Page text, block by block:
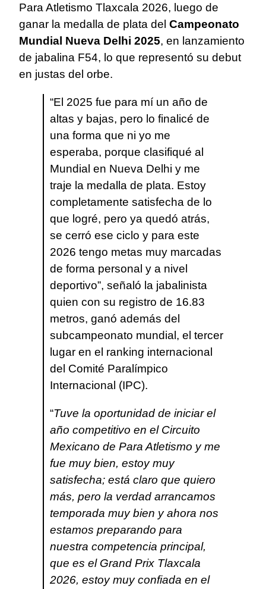
Para Atletismo Tlaxcala 2026, luego de
ganar la medalla de plata del Campeonato
Mundial Nueva Delhi 2025, en lanzamiento
de jabalina F54, lo que representó su debut
en justas del orbe.
“El 2025 fue para mí un año de
altas y bajas, pero lo finalicé de
una forma que ni yo me
esperaba, porque clasifiqué al
Mundial en Nueva Delhi y me
traje la medalla de plata. Estoy
completamente satisfecha de lo
que logré, pero ya quedó atrás,
se cerró ese ciclo y para este
2026 tengo metas muy marcadas
de forma personal y a nivel
deportivo”, señaló la jabalinista
quien con su registro de 16.83
metros, ganó además del
subcampeonato mundial, el tercer
lugar en el ranking internacional
del Comité Paralímpico
Internacional (IPC).
“Tuve la oportunidad de iniciar el
año competitivo en el Circuito
Mexicano de Para Atletismo y me
fue muy bien, estoy muy
satisfecha; está claro que quiero
más, pero la verdad arrancamos
temporada muy bien y ahora nos
estamos preparando para
nuestra competencia principal,
que es el Grand Prix Tlaxcala
2026, estoy muy confiada en el